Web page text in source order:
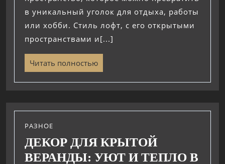
в уникальный уголок для отдыха, работы
или хобби. Стиль лофт, с его открытыми
пространствами и[...]
Читать полностью
РАЗНОЕ
ДЕКОР ДЛЯ КРЫТОЙ
ВЕРАНДЫ: УЮТ И ТЕПЛО В